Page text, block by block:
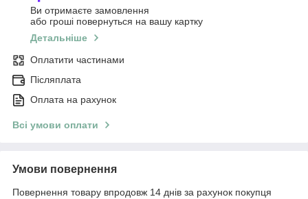
Ви отримаєте замовлення
або гроші повернуться на вашу картку
Детальніше
Оплатити частинами
Післяплата
Оплата на рахунок
Всі умови оплати
Умови повернення
Повернення товару впродовж 14 днів за рахунок покупця